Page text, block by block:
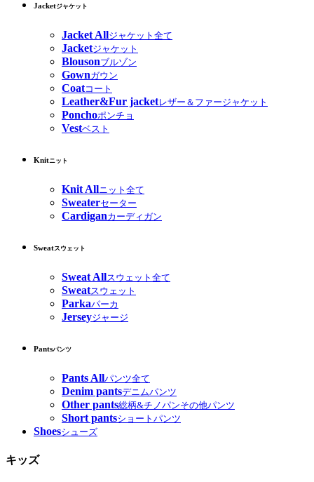
Jacketジャケット
Jacket Allジャケット全て
Jacketジャケット
Blousonブルゾン
Gownガウン
Coatコート
Leather&Fur jacketレザー＆ファージャケット
Ponchoポンチョ
Vestベスト
Knitニット
Knit Allニット全て
Sweaterセーター
Cardiganカーディガン
Sweatスウェット
Sweat Allスウェット全て
Sweatスウェット
Parkaパーカ
Jerseyジャージ
Pantsパンツ
Pants Allパンツ全て
Denim pantsデニムパンツ
Other pants総柄&チノパンその他パンツ
Short pantsショートパンツ
Shoesシューズ
キッズ